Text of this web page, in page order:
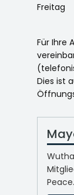
Freitag
Für Ihre
Dies ist
Peace.